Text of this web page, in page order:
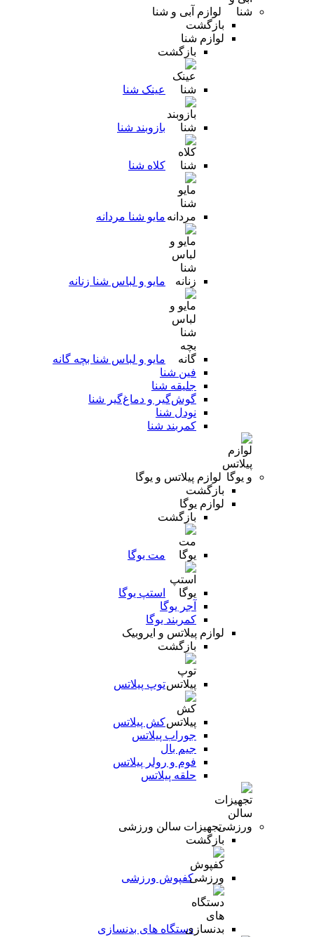
لوازم آبی و شنا
بازگشت
لوازم شنا
بازگشت
عینک شنا
بازوبند شنا
کلاه شنا
مایو شنا مردانه
مایو و لباس شنا زنانه
مایو و لباس شنا بچه گانه
فین شنا
جلیقه شنا
گوش‌گیر و دماغ‌گیر شنا
نودل شنا
کمربند شنا
لوازم پیلاتس و یوگا
بازگشت
لوازم یوگا
بازگشت
مت یوگا
استپ یوگا
آجر یوگا
کمربند یوگا
لوازم پیلاتس و ایروبیک
بازگشت
توپ پیلاتس
کش پیلاتس
جوراب پیلاتس
جیم بال
فوم و رولر پیلاتس
حلقه پیلاتس
تجهیزات سالن ورزشی
بازگشت
کفپوش ورزشی
دستگاه های بدنسازی